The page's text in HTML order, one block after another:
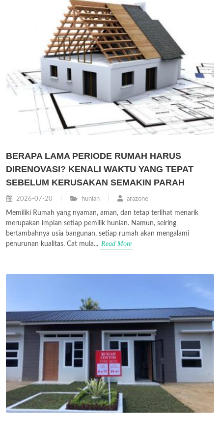
BERAPA LAMA PERIODE RUMAH HARUS
DIRENOVASI? KENALI WAKTU YANG TEPAT
SEBELUM KERUSAKAN SEMAKIN PARAH
2026-07-20 hunian arazone
Memiliki Rumah yang nyaman, aman, dan tetap terlihat menarik
merupakan impian setiap pemilik hunian. Namun, seiring
bertambahnya usia bangunan, setiap rumah akan mengalami
penurunan kualitas. Cat mula... Read More